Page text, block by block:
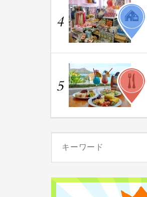
4
5